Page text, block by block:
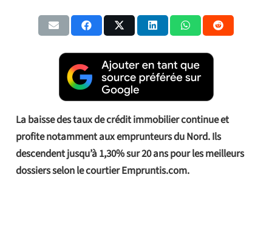
La baisse des taux de crédit immobilier continue et
profite notamment aux emprunteurs du Nord. Ils
descendent jusqu’à 1,30% sur 20 ans pour les meilleurs
dossiers selon le courtier Empruntis.com.